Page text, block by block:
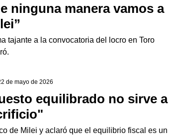
ninguna manera vamos a
tajante a la convocatoria del locro en Toro
de mayo de 2026
equilibrado no sirve a
de Milei y aclaró que el equilibrio fiscal es un